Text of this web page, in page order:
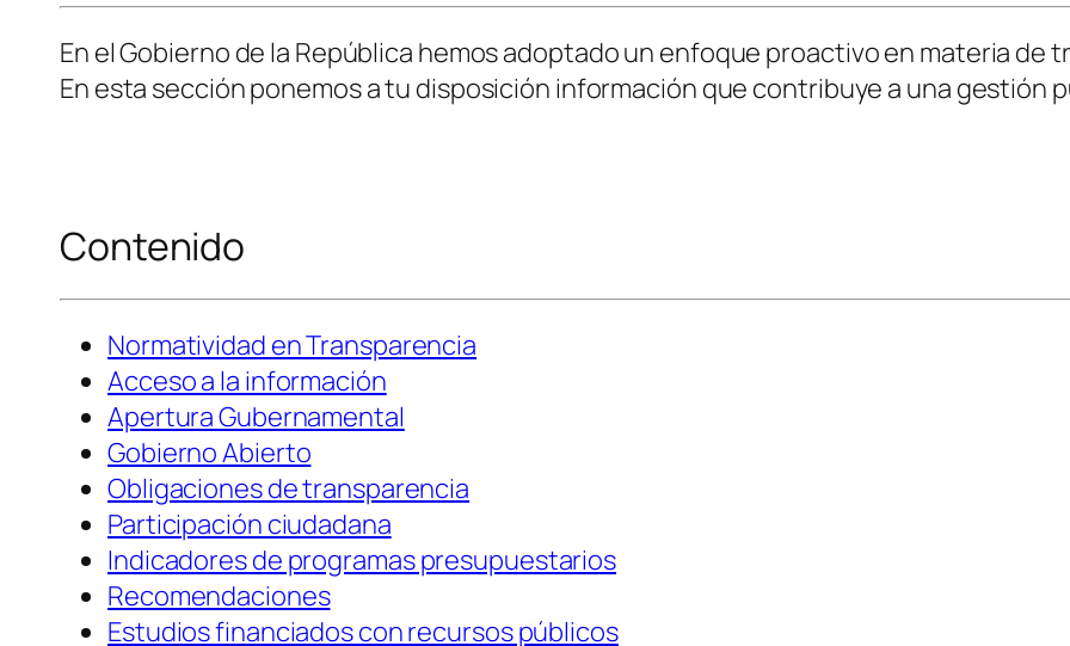
En el Gobierno de la República hemos adoptado un enfoque proactivo en materia
En esta sección ponemos a tu disposición información que contribuye a una gestión
Contenido
Normatividad en Transparencia
Acceso a la información
Apertura Gubernamental
Gobierno Abierto
Obligaciones de transparencia
Participación ciudadana
Indicadores de programas presupuestarios
Recomendaciones
Estudios financiados con recursos públicos